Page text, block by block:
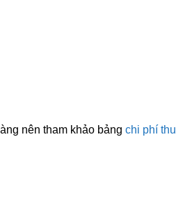
nên tham khảo bảng chi phí thu